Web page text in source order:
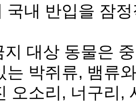
국내 반입을 잠
지 대상 동물은
는 박쥐류, 뱀류
오소리, 너구리,